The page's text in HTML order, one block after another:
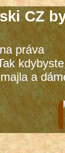
CZ
práva
a